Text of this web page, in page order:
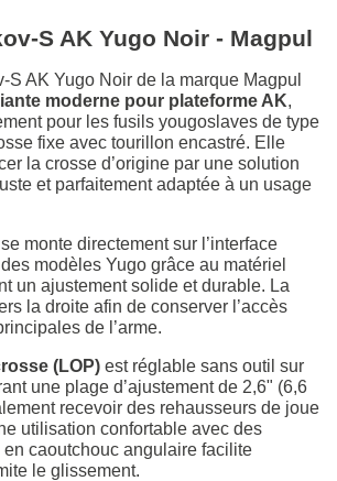
S AK Yugo Noir - Magpul
S AK Yugo Noir de la marque Magpul
moderne pour plateforme AK,
pour les fusils yougoslaves de type
fixe avec tourillon encastré. Elle
la crosse d’origine par une solution
et parfaitement adaptée à un usage
monte directement sur l’interface
modèles Yugo grâce au matériel
un ajustement solide et durable. La
la droite afin de conserver l’accès
de l’arme.
(LOP) est réglable sans outil sur
une plage d’ajustement de 2,6" (6,6
recevoir des rehausseurs de joue
utilisation confortable avec des
caoutchouc angulaire facilite
le glissement.